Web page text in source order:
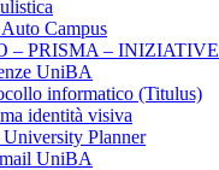
Auto Campus
– PRISMA – INIZIATIVE
UniBA
informatico (Titulus)
identità visiva
Planner
UniBA